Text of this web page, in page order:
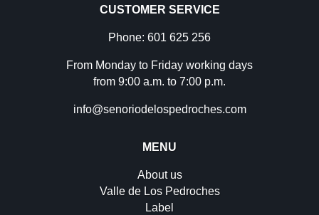
CUSTOMER SERVICE
Phone: 601 625 256
From Monday to Friday working days
from 9:00 a.m. to 7:00 p.m.
info@senoriodelospedroches.com
MENU
About us
Valle de Los Pedroches
Label